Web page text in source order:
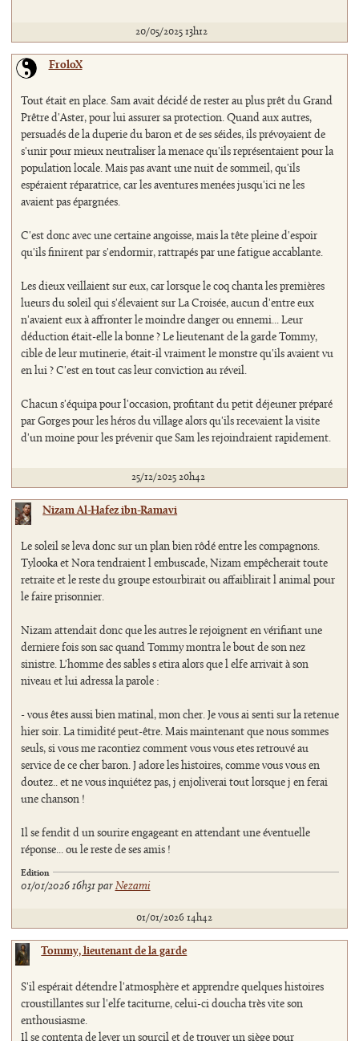
20/05/2025 13h12
FroloX
Tout était en place. Sam avait décidé de rester au plus prêt du Grand
Prêtre d'Aster, pour lui assurer sa protection. Quand aux autres,
persuadés de la duperie du baron et de ses séides, ils prévoyaient de
s'unir pour mieux neutraliser la menace qu'ils représentaient pour la
population locale. Mais pas avant une nuit de sommeil, qu'ils
espéraient réparatrice, car les aventures menées jusqu'ici ne les
avaient pas épargnées.
C'est donc avec une certaine angoisse, mais la tête pleine d'espoir
qu'ils finirent par s'endormir, rattrapés par une fatigue accablante.
Les dieux veillaient sur eux, car lorsque le coq chanta les premières
lueurs du soleil qui s'élevaient sur La Croisée, aucun d'entre eux
n'avaient eux à affronter le moindre danger ou ennemi... Leur
déduction était-elle la bonne ? Le lieutenant de la garde Tommy,
cible de leur mutinerie, était-il vraiment le monstre qu'ils avaient vu
en lui ? C'est en tout cas leur conviction au réveil.
Chacun s'équipa pour l'occasion, profitant du petit déjeuner préparé
par Gorges pour les héros du village alors qu'ils recevaient la visite
d'un moine pour les prévenir que Sam les rejoindraient rapidement.
25/12/2025 20h42
Nizam Al-Hafez ibn-Ramavi
Le soleil se leva donc sur un plan bien rôdé entre les compagnons.
Tylooka et Nora tendraient l embuscade, Nizam empêcherait toute
retraite et le reste du groupe estourbirait ou affaiblirait l animal pour
le faire prisonnier.
Nizam attendait donc que les autres le rejoignent en vérifiant une
derniere fois son sac quand Tommy montra le bout de son nez
sinistre. L'homme des sables s etira alors que l elfe arrivait à son
niveau et lui adressa la parole :
- vous êtes aussi bien matinal, mon cher. Je vous ai senti sur la retenue
hier soir. La timidité peut-être. Mais maintenant que nous sommes
seuls, si vous me racontiez comment vous vous etes retrouvé au
service de ce cher baron. J adore les histoires, comme vous vous en
doutez.. et ne vous inquiétez pas, j enjoliverai tout lorsque j en ferai
une chanson !
Il se fendit d un sourire engageant en attendant une éventuelle
réponse... ou le reste de ses amis !
Edition
01/01/2026 16h31 par Nezami
01/01/2026 14h42
Tommy, lieutenant de la garde
S'il espérait détendre l'atmosphère et apprendre quelques histoires
croustillantes sur l'elfe taciturne, celui-ci doucha très vite son
enthousiasme.
Il se contenta de lever un sourcil et de trouver un siège pour